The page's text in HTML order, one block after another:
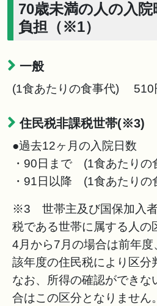
70歳未満の人の入
負担（※1）
一般
(1食あたりの食事代) 510
住民税非課税世帯(※3)
●過去12ヶ月の入院日数
・90日まで (1食あたり
・91日以降 (1食あたり
※3 世帯主及び国保加入
税である世帯に属する人の
4月から7月の場合は前年
該年度の住民税により区分
なお、所得の確認ができな
合はこの区分となりません。